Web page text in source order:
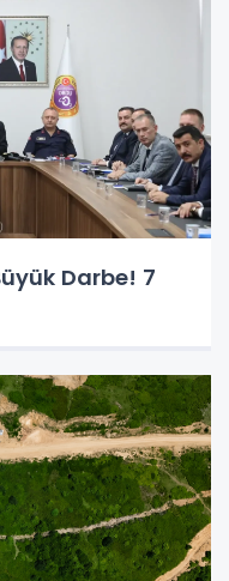
Darbe! 7